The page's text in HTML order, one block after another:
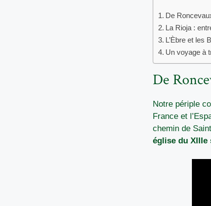
De
La Rioja :
L’Èbre et les
Un voyage à
De
Notre périple
France et
chemin de
église du XIIIe